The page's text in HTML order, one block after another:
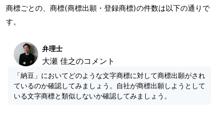
商標ごとの、商標(商標出願・登録商標)の件数は以下の通りで
す。
弁理士
大瀬 佳之のコメント
「納豆」においてどのような文字商標に対して商標出願がされ
ているのか確認してみましょう。自社が商標出願しようとして
いる文字商標と類似しないか確認してみましょう。